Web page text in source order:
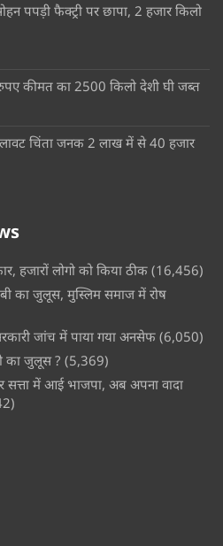
पपड़ी फैक्ट्री पर छापा, 2 हजार किलो
कीमत का 2500 किलो देशी घी जब्त
चिंता जनक 2 लाख में से 40 हजार
हजारों लोगो को किया ठीक (16,456)
का जुलूस, मुस्लिम समाज में रोष
जांच में पाया गया अनसेफ (6,050)
का जुलूस ? (5,369)
सत्ता में आई भाजपा, अब अपना वादा